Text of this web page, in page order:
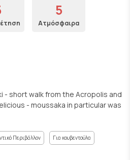
5
Ατμόσφαιρα
- short walk from the Acropolis and
- moussaka in particular was
Περιβάλλον Για κουβεντούλα